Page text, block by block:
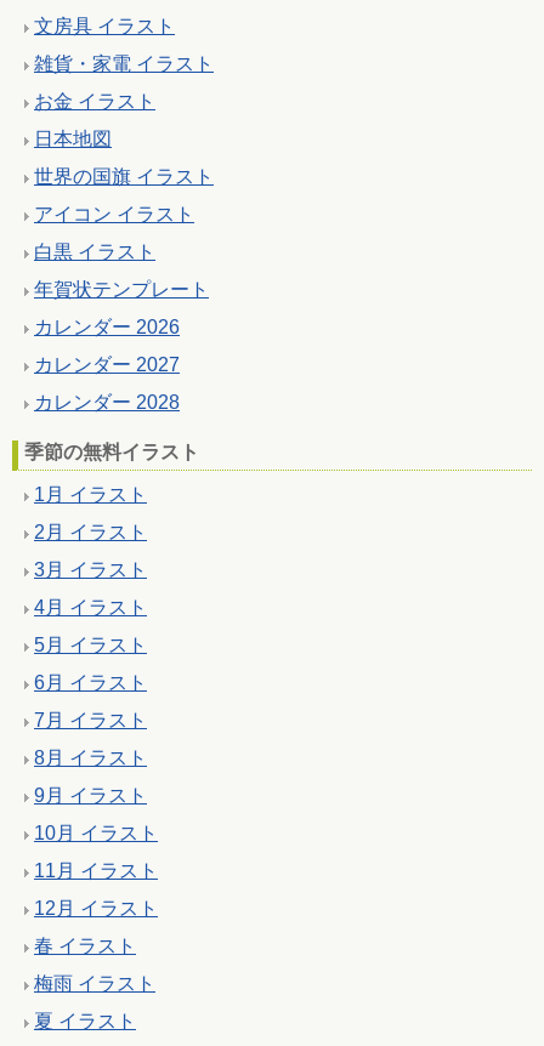
文房具 イラスト
雑貨・家電 イラスト
お金 イラスト
日本地図
世界の国旗 イラスト
アイコン イラスト
白黒 イラスト
年賀状テンプレート
カレンダー 2026
カレンダー 2027
カレンダー 2028
季節の無料イラスト
1月 イラスト
2月 イラスト
3月 イラスト
4月 イラスト
5月 イラスト
6月 イラスト
7月 イラスト
8月 イラスト
9月 イラスト
10月 イラスト
11月 イラスト
12月 イラスト
春 イラスト
梅雨 イラスト
夏 イラスト